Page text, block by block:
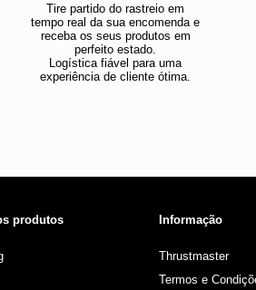
Tire partido do rastreio em
tempo real da sua encomenda e
receba os seus produtos em
perfeito estado.
Logística fiável para uma
experiência de cliente ótima.
produtos Informação
Thrustmaster
Termos e